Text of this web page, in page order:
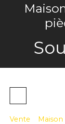
Vente Maison